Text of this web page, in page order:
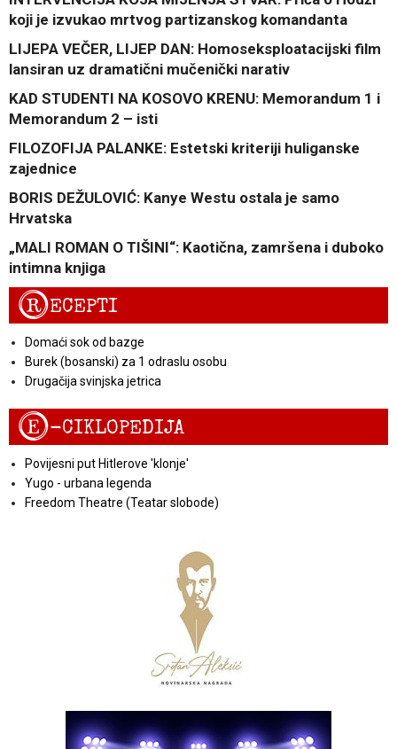
koji je izvukao mrtvog partizanskog komandanta
LIJEPA VEČER, LIJEP DAN: Homoseksploatacijski film
lansiran uz dramatični mučenički narativ
KAD STUDENTI NA KOSOVO KRENU: Memorandum 1 i
Memorandum 2 – isti
FILOZOFIJA PALANKE: Estetski kriteriji huliganske
zajednice
BORIS DEŽULOVIĆ: Kanye Westu ostala je samo
Hrvatska
„MALI ROMAN O TIŠINI“: Kaotična, zamršena i duboko
intimna knjiga
RECEPTI
Domaći sok od bazge
Burek (bosanski) za 1 odraslu osobu
Drugačija svinjska jetrica
E-CIKLOPEDIJA
Povijesni put Hitlerove 'klonje'
Yugo - urbana legenda
Freedom Theatre (Teatar slobode)